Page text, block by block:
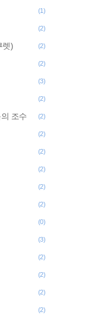
(1)
(2)
렛) (2)
(2)
(3)
(2)
조수 (2)
(2)
(2)
(2)
(2)
(2)
(0)
(3)
(2)
(2)
(2)
(2)